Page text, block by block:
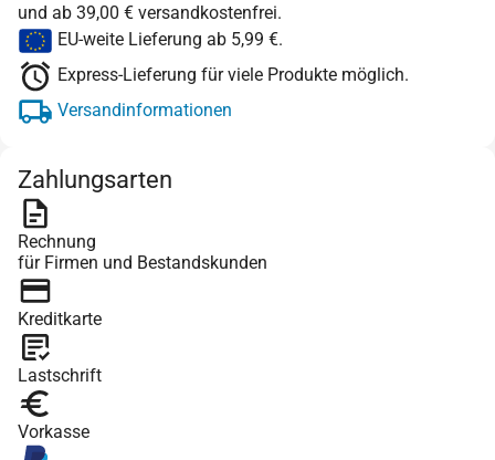
und ab 39,00 € versandkostenfrei.
EU-weite Lieferung ab 5,99 €.
Express-Lieferung für viele Produkte möglich.
Versandinformationen
Zahlungsarten
Rechnung
für Firmen und Bestandskunden
Kreditkarte
Lastschrift
Vorkasse